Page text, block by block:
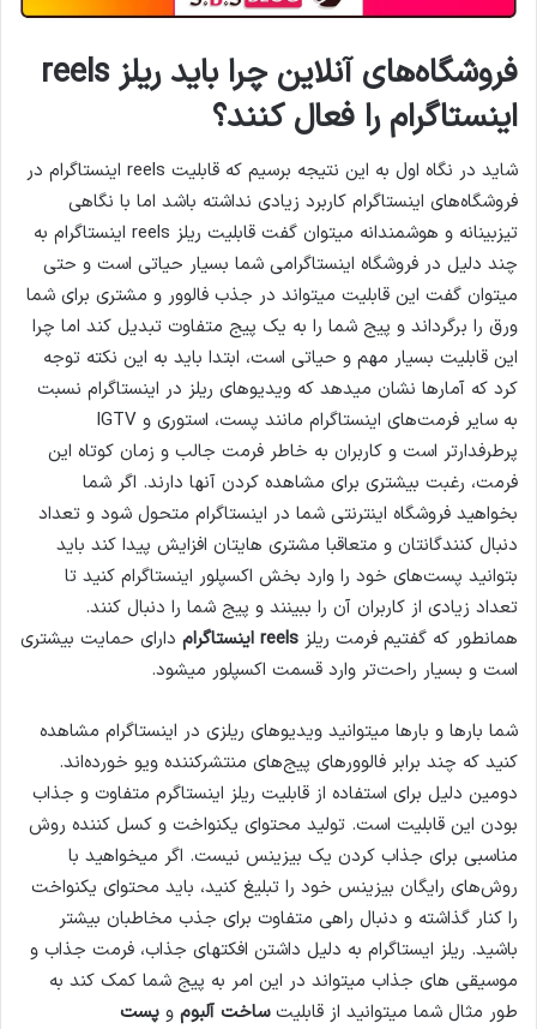
فروشگاه‌های آنلاین چرا باید ریلز reels
اینستاگرام را فعال کنند؟
شاید در نگاه اول به این نتیجه برسیم که قابلیت reels اینستاگرام در
فروشگاه‌های اینستاگرام کاربرد زیادی نداشته باشد اما با نگاهی
تیزبینانه و هوشمندانه میتوان گفت قابلیت ریلز reels اینستاگرام به
چند دلیل در فروشگاه اینستاگرامی شما بسیار حیاتی است و حتی
میتوان گفت این قابلیت میتواند در جذب فالوور و مشتری برای شما
ورق را برگرداند و پیج شما را به یک پیج متفاوت تبدیل کند اما چرا
این قابلیت بسیار مهم و حیاتی است، ابتدا باید به این نکته توجه
کرد که آمارها نشان میدهد که ویدیوهای ریلز در اینستاگرام نسبت
به سایر فرمت‌های اینستاگرام مانند پست، استوری و IGTV
پرطرفدارتر است و کاربران به خاطر فرمت جالب و زمان کوتاه این
فرمت، رغبت بیشتری برای مشاهده کردن آنها دارند. اگر شما
بخواهید فروشگاه اینترنتی شما در اینستاگرام متحول شود و تعداد
دنبال کنندگانتان و متعاقبا مشتری هایتان افزایش پیدا کند باید
بتوانید پست‌های خود را وارد بخش اکسپلور اینستاگرام کنید تا
تعداد زیادی از کاربران آن را ببینند و پیج شما را دنبال کنند.
همانطور که گفتیم فرمت ریلز
دارای حمایت بیشتری
است و بسیار راحت‌تر وارد قسمت اکسپلور میشود.
شما بارها و بارها میتوانید ویدیوهای ریلزی در اینستاگرام مشاهده
کنید که چند برابر فالوور‌های پیج‌های منتشرکننده ویو خورده‌اند.
دومین دلیل برای استفاده از قابلیت ریلز اینستاگرم متفاوت و جذاب
بودن این قابلیت است. تولید محتوای یکنواخت و کسل کننده روش
مناسبی برای جذاب کردن یک بیزینس نیست. اگر میخواهید با
روش‌های رایگان بیزینس خود را تبلیغ کنید، باید محتوای یکنواخت
را کنار گذاشته و دنبال راهی متفاوت برای جذب مخاطبان بیشتر
باشید. ریلز ایستاگرام به دلیل داشتن افکتهای جذاب، فرمت جذاب و
موسیقی های جذاب میتواند در این امر به پیج شما کمک کند به
طور مثال شما میتوانید از قابلیتساخت آلبوم و پست‌